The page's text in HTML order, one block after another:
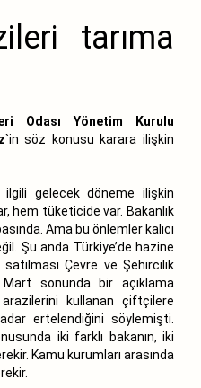
tarıma
Odası Yönetim Kurulu
`in söz konusu karara ilişkin
ilgili gelecek döneme ilişkin
hem tüketicide var. Bakanlık
Ama bu önlemler kalıcı
Şu anda Türkiye’de hazine
Çevre ve Şehircilik
Mart sonunda bir açıklama
kullanan çiftçilere
ertelendiğini söylemişti.
iki farklı bakanın, iki
Kamu kurumları arasında